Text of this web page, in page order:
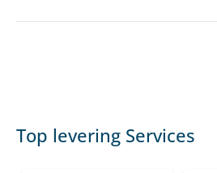
Top levering Services